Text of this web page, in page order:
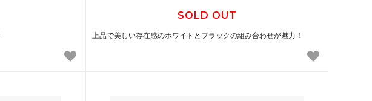
SOLD OUT
上品で美しい存在感のホワイトとブラックの組み合わせが魅力！